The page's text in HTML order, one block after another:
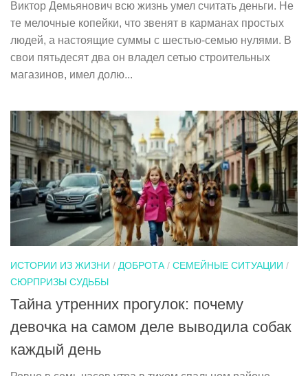
Виктор Демьянович всю жизнь умел считать деньги. Не
те мелочные копейки, что звенят в карманах простых
людей, а настоящие суммы с шестью-семью нулями. В
свои пятьдесят два он владел сетью строительных
магазинов, имел долю...
ИСТОРИИ ИЗ ЖИЗНИ / ДОБРОТА / СЕМЕЙНЫЕ СИТУАЦИИ /
СЮРПРИЗЫ СУДЬБЫ
Тайна утренних прогулок: почему
девочка на самом деле выводила собак
каждый день